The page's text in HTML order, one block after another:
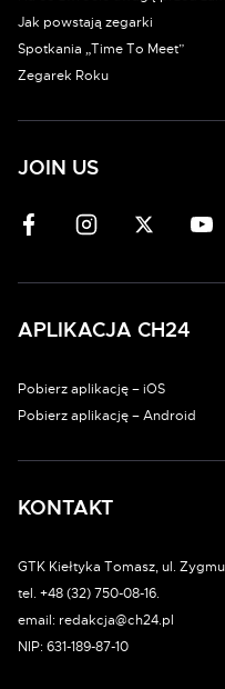
Jak powstają zegarki
Spotkania „Time To Meet”
Zegarek Roku
JOIN US
APLIKACJA CH24
Pobierz aplikację – iOS
Pobierz aplikację – Android
KONTAKT
GTK Kiełtyka Tomasz, ul.
tel. +48 (32) 750-08-16.
email: redakcja@ch24.pl
NIP: 631-189-87-10